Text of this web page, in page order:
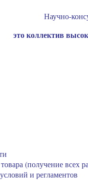
Научно-
этоколлектив
(получение всех
и регламентов